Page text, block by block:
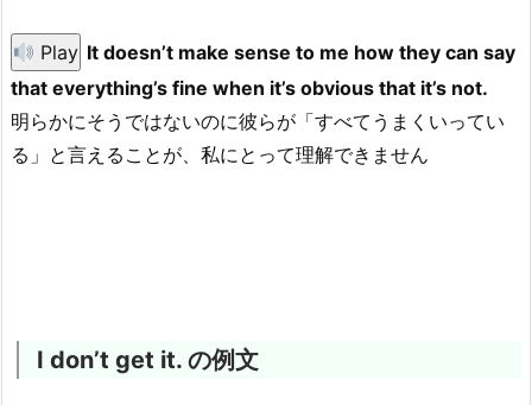
Play It doesn’t make sense to me how they can say
that everything’s fine when it’s obvious that it’s not.
明らかにそうではないのに彼らが「すべてうまくいってい
る」と言えることが、私にとって理解できません
I don’t get it. の例文